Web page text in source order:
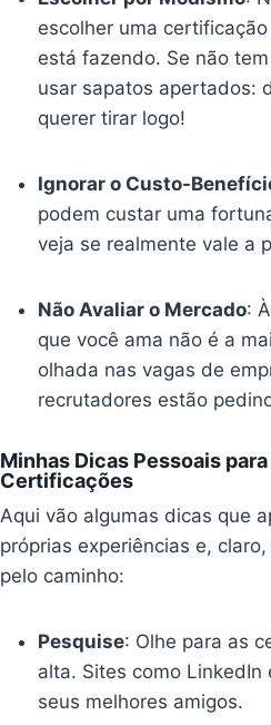
escolher uma
está fazendo. Se não
usar sapatos apertados:
querer tirar logo!
Ignorar o Custo-
podem custar uma
veja se realmente vale a
Não Avaliar o Mercado:
que você ama não é a
olhada nas vagas de
recrutadores estão
Minhas Dicas Pessoais
Certificações
Aqui vão algumas dicas que
próprias experiências e,
pelo caminho:
Pesquise: Olhe para as
alta. Sites como
seus melhores amigos.